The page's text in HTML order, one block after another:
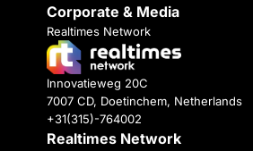
Corporate & Media
Realtimes Network
Innovatieweg 20C
7007 CD, Doetinchem, Netherlands
+31(315)-764002
Realtimes Network